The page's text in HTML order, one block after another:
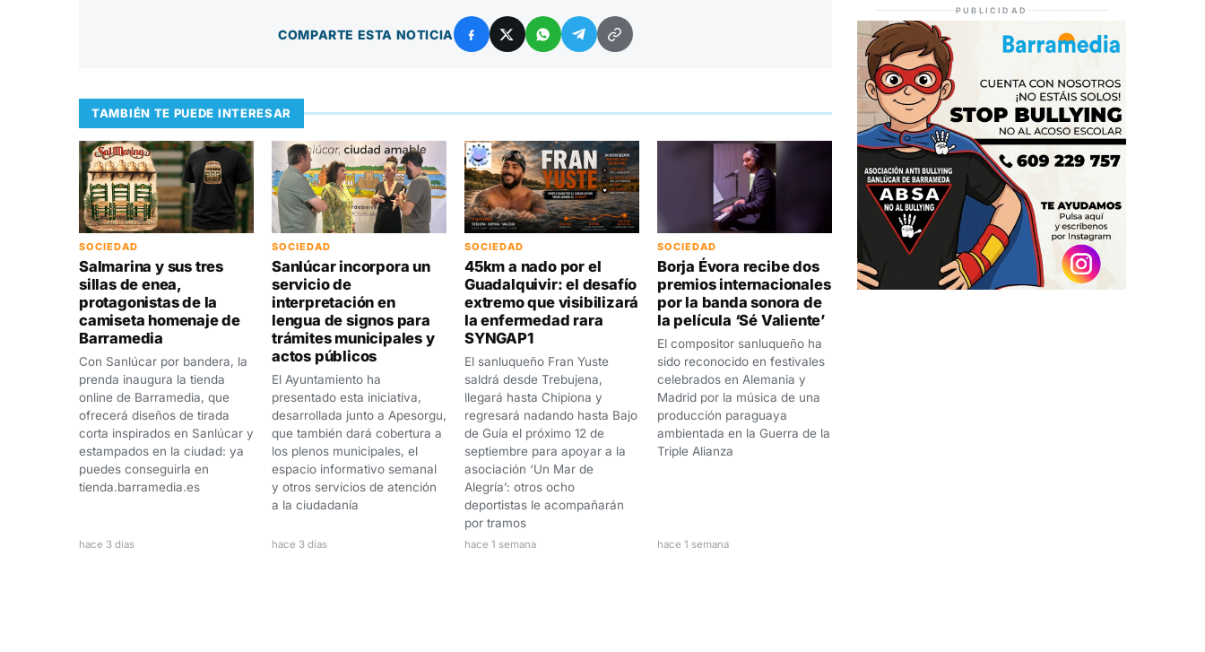
COMPARTE ESTA NOTICIA
TAMBIÉN TE PUEDE INTERESAR
SOCIEDAD
Salmarina y sus tres
sillas de enea,
protagonistas de la
camiseta homenaje de
Barramedia
Con Sanlúcar por bandera, la
prenda inaugura la tienda
online de Barramedia, que
ofrecerá diseños de tirada
corta inspirados en Sanlúcar y
estampados en la ciudad: ya
puedes conseguirla en
tienda.barramedia.es
hace 3 días
SOCIEDAD
Sanlúcar incorpora un
servicio de
interpretación en
lengua de signos para
trámites municipales y
actos públicos
El Ayuntamiento ha
presentado esta iniciativa,
desarrollada junto a Apesorgu,
que también dará cobertura a
los plenos municipales, el
espacio informativo semanal
y otros servicios de atención
a la ciudadanía
hace 3 días
SOCIEDAD
45km a nado por el
Guadalquivir: el desafío
extremo que visibilizará
la enfermedad rara
SYNGAP1
El sanluqueño Fran Yuste
saldrá desde Trebujena,
llegará hasta Chipiona y
regresará nadando hasta Bajo
de Guía el próximo 12 de
septiembre para apoyar a la
asociación ‘Un Mar de
Alegría’: otros ocho
deportistas le acompañarán
por tramos
hace 1 semana
SOCIEDAD
Borja Évora recibe dos
premios internacionales
por la banda sonora de
la película ‘Sé Valiente’
El compositor sanluqueño ha
sido reconocido en festivales
celebrados en Alemania y
Madrid por la música de una
producción paraguaya
ambientada en la Guerra de la
Triple Alianza
hace 1 semana
PUBLICIDAD